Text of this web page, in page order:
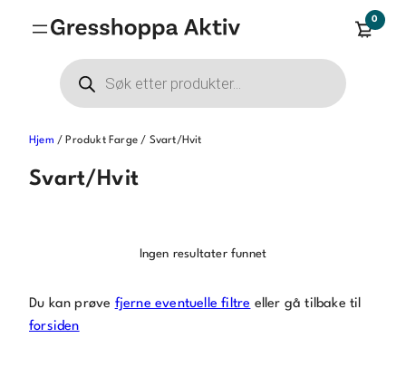
0
Products
search
Hjem / Produkt Farge / Svart/Hvit
Svart/Hvit
Ingen resultater funnet
Du kan prøve fjerne eventuelle filtre eller gå tilbake til
forsiden